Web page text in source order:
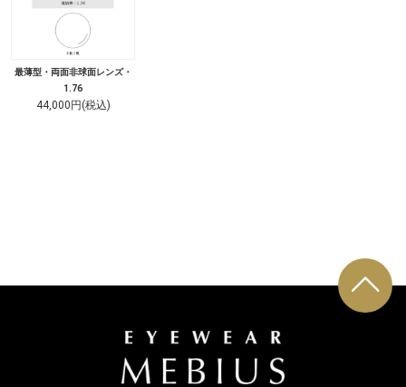
最薄型・両面非球面レンズ・
1.76
44,000円(税込)